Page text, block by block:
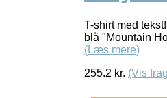
T-shirt med
blå "Mountain
(Læs mere)
255.2 kr. (Vis